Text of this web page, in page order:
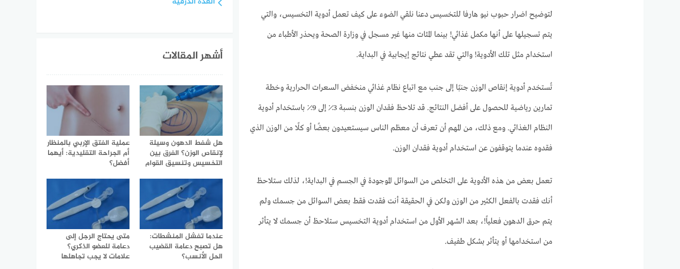
لتوضيح اضرار حبوب نيو هارفا للتخسيس دعنا نلقي الضوء على كيف تعمل أدوية التخسيس، والتي
يتم تسجيلها على أنها مكمل غذائي! بينما المئات منها غير مسجل في وزارة الصحة ويحذر الأطباء من
استخدام مثل تلك الأدوية! والتي تقد عطي نتائج إيجابية في البداية.
تُستخدم أدوية إنقاص الوزن جنبًا إلى جنب مع اتباع نظام غذائي منخفض السعرات الحرارية وخطة
تمارين رياضية للحصول على أفضل النتائج. قد تلاحظ فقدان الوزن بنسبة 3٪ إلى 9٪ باستخدام أدوية
النظام الغذائي. ومع ذلك، من المهم أن تعرف أن معظم الناس سيستعيدون بعضًا أو كلًا من الوزن الذي
فقدوه عندما يتوقفون عن استخدام أدوية فقدان الوزن.
تعمل بعض من هذه الأدوية على التخلص من السوائل الموجودة في الجسم في البداية!، لذلك ستلاحظ
أنك فقدت بالفعل الكثير من الوزن ولكن في الحقيقة أنت فقدت فقط بعض السوائل من جسمك ولم
يتم حرق الدهون فعلياً!، بعد الشهر الأول من استخدام أدوية التخسيس ستلاحظ أن جسمك لا يتأثر
من استخدامها أو يتأثر بشكل طفيف.
أشهر المقالات
هل شفط الدهون وسيلة
لإنقاص الوزن؟ الفرق بين
التخسيس وتنسيق القوام
عملية الفتق الإربي بالمنظار
أم الجراحة التقليدية: أيهما
أفضل؟
عندما تفشل المنشطات:
هل تصبح دعامة القضيب
الحل الأنسب؟
متى يحتاج الرجل إلى
دعامة للعضو الذكري؟
علامات لا يجب تجاهلها